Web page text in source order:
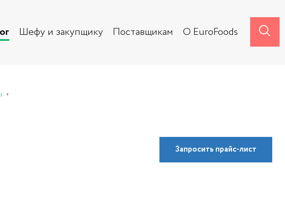
Шефу и закупщику Поставщикам О EuroFoods
Запросить прайс-лист